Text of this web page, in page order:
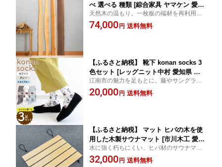
べ 選べる 種類 [綜合家具 ヤマケン 愛知
県 江南市 ko23btu660003] 木製 木製身
長計 天然木 ウォールナット はんの木
天然木の温もり。一枚板の端材を再利用し
た手作りの身長計。
74,000円 送料無料
【ふるさと納税】 靴下 konan socks 3
色セット [レッグニット中村 愛知県 江
南市 ko23btu280002] ソックス 藤 すい
とぴあ江南 サングラス大仏 足 ユーモア
江南市の魅力を足もとに。藤やサングラス
大仏を描いたご当地靴下
20,000円 送料無料
【ふるさと納税】 マット ヒバの木を使
用した木製サウナマット [市川木工 愛知
県 江南市 ko23btu690000] 木製 サウナ
マット サウナ サウナグッズ サ活 受注
水に強く朽ちにくい、ヒバ材のサウナマッ
ト。外気浴にも最適。
32,000円 送料無料